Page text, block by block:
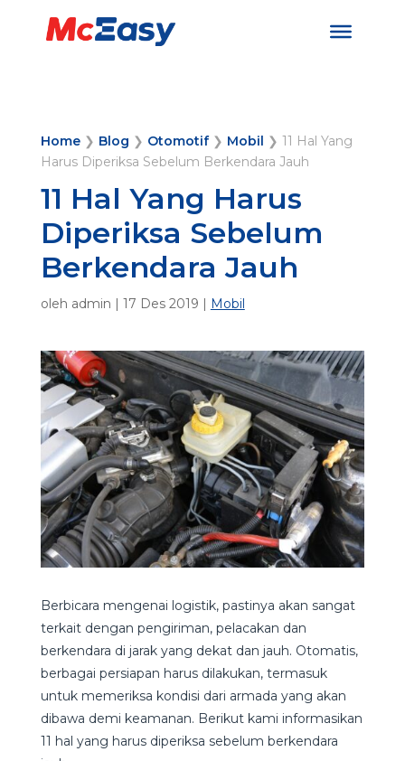
Home❯ Blog ❯ Otomotif❯ Mobil ❯ 11 Hal Yang
Harus Diperiksa Sebelum Berkendara Jauh
11 Hal Yang Harus
Diperiksa Sebelum
Berkendara Jauh
oleh admin | 17 Des 2019 | Mobil
Berbicara mengenai logistik, pastinya akan sangat
terkait dengan pengiriman, pelacakan dan
berkendara di jarak yang dekat dan jauh. Otomatis,
berbagai persiapan harus dilakukan, termasuk
untuk memeriksa kondisi dari armada yang akan
dibawa demi keamanan. Berikut kami informasikan
11 hal yang harus diperiksa sebelum berkendara